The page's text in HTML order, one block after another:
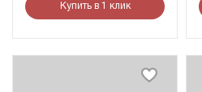
Купить в 1 клик